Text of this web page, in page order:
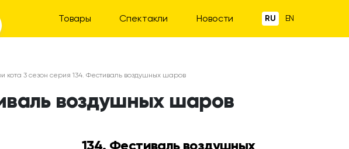
Товары Спектакли Новости RU EN
кота 3 сезон серия 134. Фестиваль воздушных шаров
воздушных шаров
134. Фестиваль воздушных